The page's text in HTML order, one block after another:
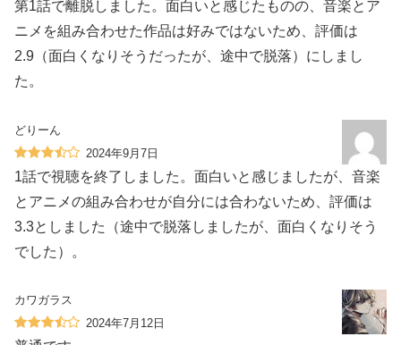
第1話で離脱しました。面白いと感じたものの、音楽とア
ニメを組み合わせた作品は好みではないため、評価は
2.9（面白くなりそうだったが、途中で脱落）にしまし
た。
どりーん
2024年9月7日
1話で視聴を終了しました。面白いと感じましたが、音楽
とアニメの組み合わせが自分には合わないため、評価は
3.3としました（途中で脱落しましたが、面白くなりそう
でした）。
カワガラス
2024年7月12日